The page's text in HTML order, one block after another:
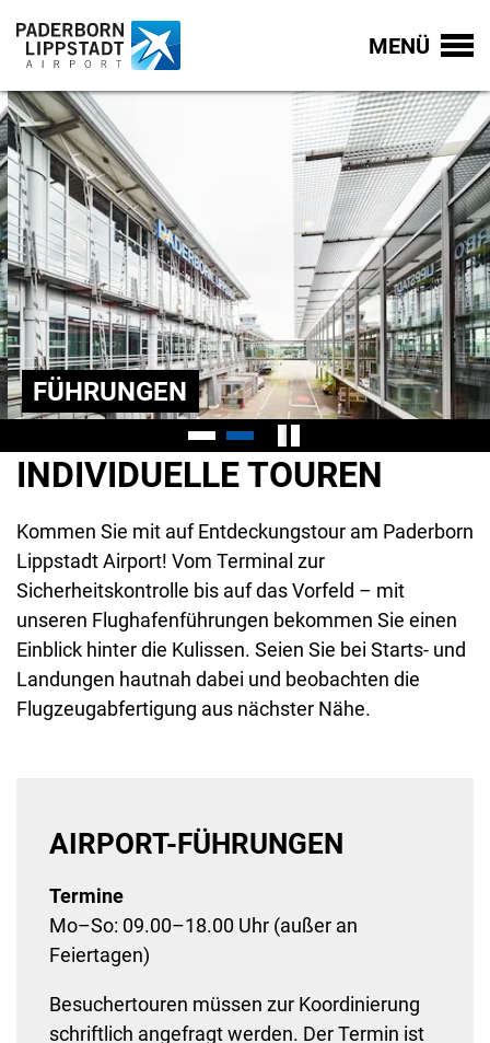
MENÜ
FÜHRUNGEN
INDIVIDUELLE TOUREN
Kommen Sie mit auf Entdeckungstour am Paderborn
Lippstadt Airport! Vom Terminal zur
Sicherheitskontrolle bis auf das Vorfeld – mit
unseren Flughafenführungen bekommen Sie einen
Einblick hinter die Kulissen. Seien Sie bei Starts- und
Landungen hautnah dabei und beobachten die
Flugzeugabfertigung aus nächster Nähe.
AIRPORT-FÜHRUNGEN
Termine
Mo–So: 09.00–18.00 Uhr (außer an
Feiertagen)
Besuchertouren müssen zur Koordinierung
schriftlich angefragt werden. Der Termin ist